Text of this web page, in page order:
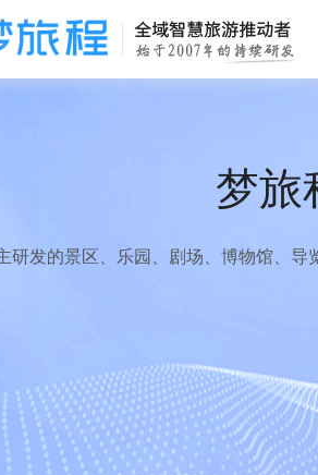
梦旅
研发的景区、乐园、剧场、博物馆、导